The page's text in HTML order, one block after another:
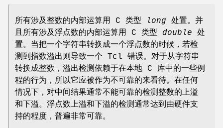
所有涉及整数的内部运算用 C 类型 long
处置。并
且所有涉及浮点数的内部运算用 C 类型 double 处
置。当把一个字符串转换成一个浮点数的时候，若检
测到指数溢出则导致一个 Tcl 错误。对于从字符串
转换成整数，溢出检测依赖于在本地 C 库中的一些例
程的行为，所以它应被作为不可靠的来看待。在任何
情况下，对中间结果通常不能可靠的检测整数的上溢
和下溢。浮点数上溢和下溢的检测通常达到由硬件支
持的程度，普遍非常可靠。